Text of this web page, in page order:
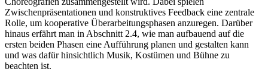
Zwischenpräsentationen und konstruktives Feedback eine zentrale
Rolle, um kooperative Überarbeitungsphasen anzuregen. Darüber
hinaus erfährt man in Abschnitt 2.4, wie man aufbauend auf die
ersten beiden Phasen eine Aufführung planen und gestalten kann
und was dafür hinsichtlich Musik, Kostümen und Bühne zu
beachten ist.